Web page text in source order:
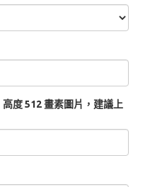
度 512 畫素圖片，建議上